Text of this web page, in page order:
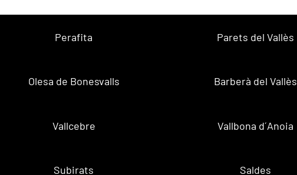
Perafita Parets del Vallès
Olesa de Bonesvalls Barberà del Vallès
Vallcebre Vallbona d´Anoia
Subirats Saldes